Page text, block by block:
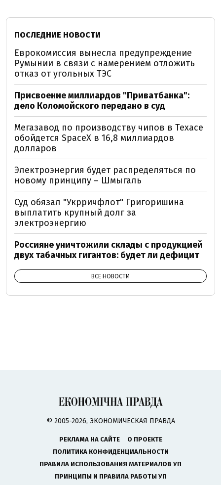
ПОСЛЕДНИЕ НОВОСТИ
Еврокомиссия вынесла предупреждение
Румынии в связи с намерением отложить
отказ от угольных ТЭС
Присвоение миллиардов "Приватбанка":
дело Коломойского передано в суд
Мегазавод по производству чипов в Техасе
обойдется SpaceX в 16,8 миллиардов
долларов
Электроэнергия будет распределяться по
новому принципу – Шмыгаль
Суд обязал "Укрричфлот" Григоришина
выплатить крупный долг за
электроэнергию
Россияне уничтожили склады с продукцией
двух табачных гигантов: будет ли дефицит
ВСЕ НОВОСТИ
© 2005-2026, ЭКОНОМИЧЕСКАЯ ПРАВДА
РЕКЛАМА НА САЙТЕ
О ПРОЕКТЕ
ПОЛИТИКА КОНФИДЕНЦИАЛЬНОСТИ
ПРАВИЛА ИСПОЛЬЗОВАНИЯ МАТЕРИАЛОВ УП
ПРИНЦИПЫ И ПРАВИЛА РАБОТЫ УП